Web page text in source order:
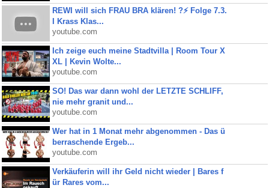
REWI will sich FRAU BRA klären! ?⚡️ Folge 7.3.
I Krass Klas...
youtube.com
Ich zeige euch meine Stadtvilla | Room Tour X
XL | Kevin Wolte...
youtube.com
SO! Das war dann wohl der LETZTE SCHLIFF,
nie mehr granit und...
youtube.com
Wer hat in 1 Monat mehr abgenommen - Das ü
berraschende Ergeb...
youtube.com
Verkäuferin will ihr Geld nicht wieder | Bares f
ür Rares vom...